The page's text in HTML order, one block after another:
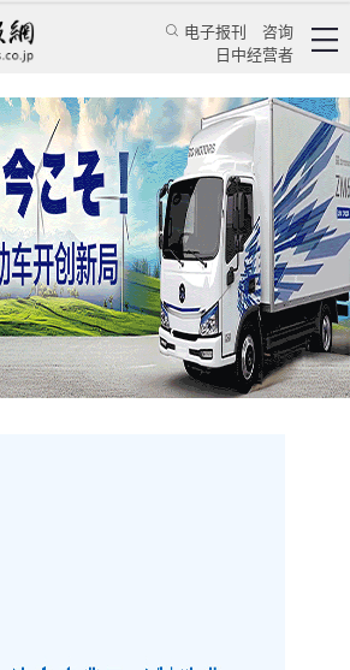
电子报刊
咨询
日中经营者
韶关市在日本大阪举行大健
商推介会
经贸活动